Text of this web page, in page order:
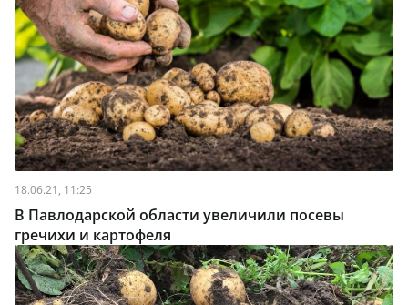
18.06.21, 11:25
В Павлодарской области увеличили посевы
гречихи и картофеля